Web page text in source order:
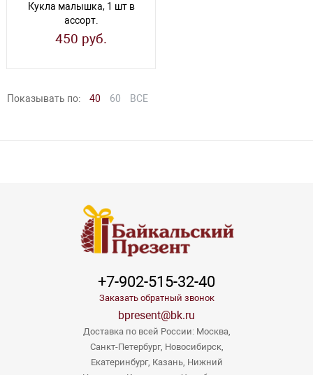
Кукла малышка, 1 шт в
ассорт.
450 руб.
Показывать по: 40 60 ВСЕ
+7-902-515-32-40
Заказать обратный звонок
bpresent@bk.ru
Доставка по всей России: Москва,
Санкт-Петербург, Новосибирск,
Екатеринбург, Казань, Нижний